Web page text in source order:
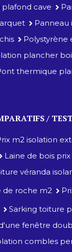
plafond cave
Panneau
Polystyrène
plancher
thermique
/
m2 isolation
Laine de bois
véranda
de roche m2
Sarking toiture
fenêtre
combles